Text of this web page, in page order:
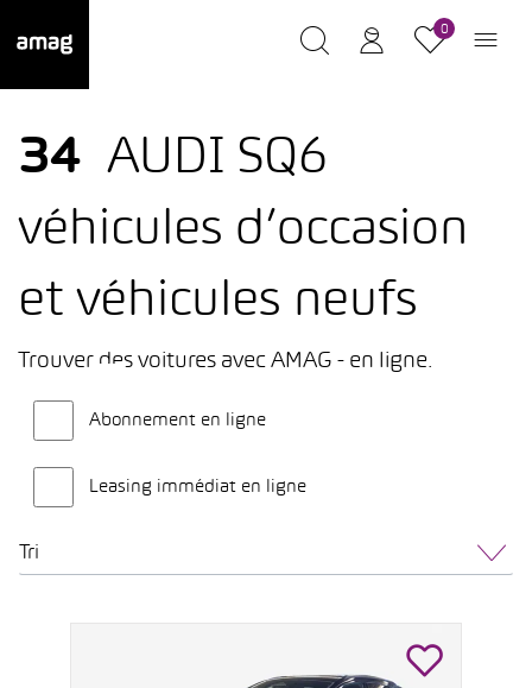
0
34 AUDI SQ6
véhicules d’occasion
et véhicules neufs
Trouver des voitures avec AMAG - en ligne.
Abonnement en ligne
Leasing immédiat en ligne
Tri